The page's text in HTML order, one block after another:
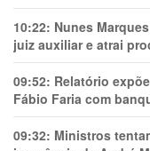
10:22: Nunes
juiz auxiliar e atrai
09:52: Relatório
Fábio Faria com
09:32: Ministros